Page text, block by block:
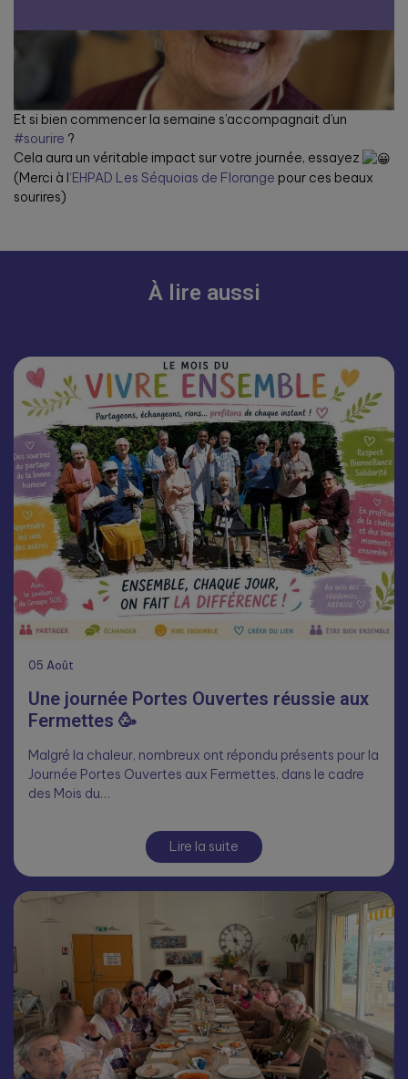
Et si bien commencer la semaine s’accompagnait d’un
#sourire ?
Cela aura un véritable impact sur votre journée, essayez
(Merci à l‘EHPAD Les Séquoias de Florange pour ces beaux
sourires)
À lire aussi
05 Août
Une journée Portes Ouvertes réussie aux
Fermettes 🥳
Malgré la chaleur, nombreux ont répondu présents pour la
Journée Portes Ouvertes aux Fermettes, dans le cadre
des Mois du…
Lire la suite